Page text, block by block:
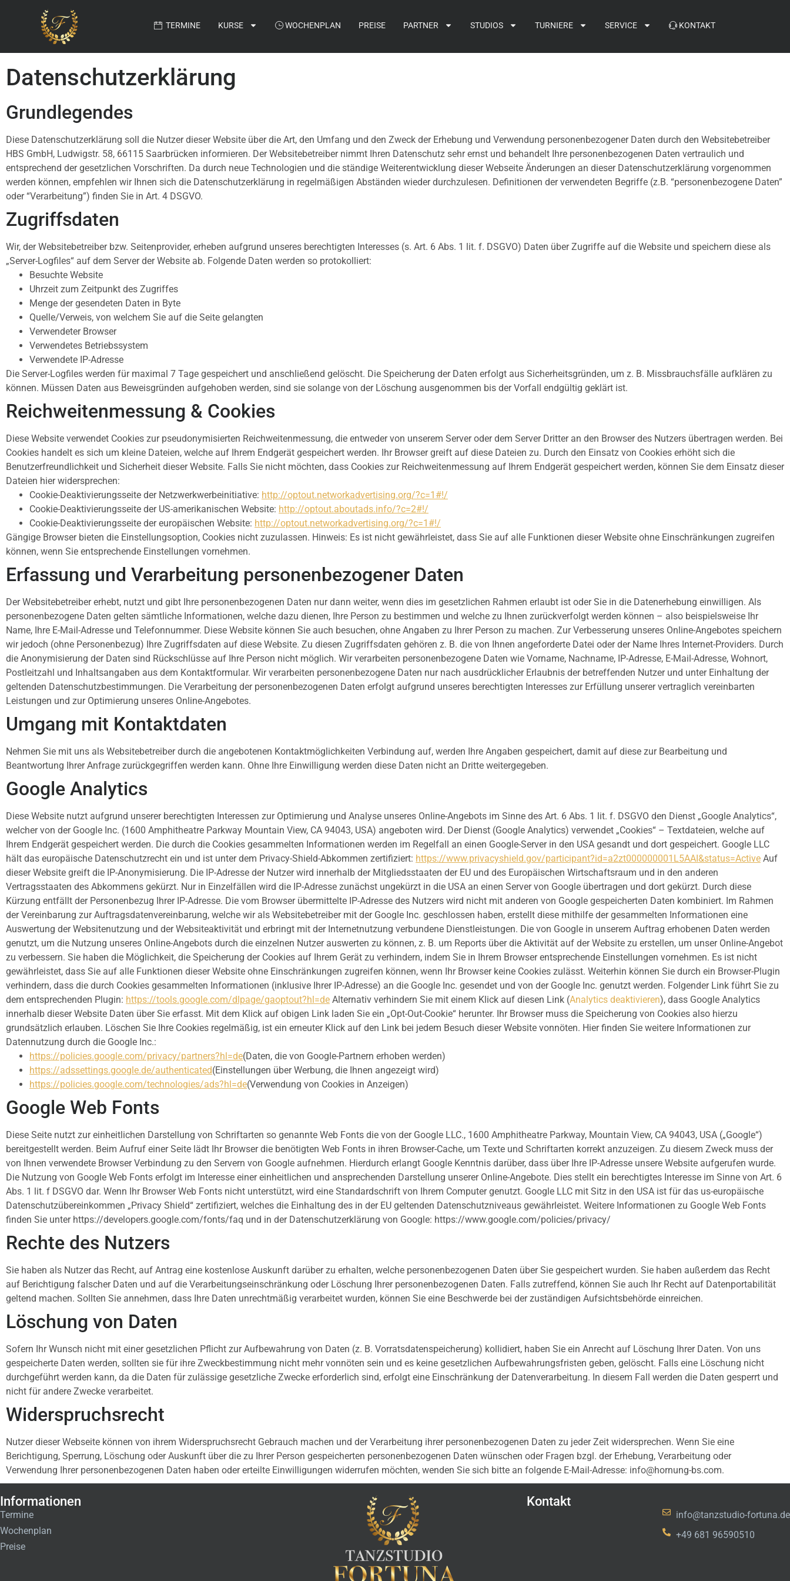
TERMINE KURSE WOCHENPLAN PREISE PARTNER STUDIOS TURNIERE SERVICE KONTAKT
Datenschutzerklärung
Grundlegendes
Diese Datenschutzerklärung soll die Nutzer dieser Website über die Art, den Umfang und den Zweck der Erhebung und Verwendung personenbezogener Daten durch den Websitebetreiber
HBS GmbH, Ludwigstr. 58, 66115 Saarbrücken informieren. Der Websitebetreiber nimmt Ihren Datenschutz sehr ernst und behandelt Ihre personenbezogenen Daten vertraulich und
entsprechend der gesetzlichen Vorschriften. Da durch neue Technologien und die ständige Weiterentwicklung dieser Webseite Änderungen an dieser Datenschutzerklärung vorgenommen
werden können, empfehlen wir Ihnen sich die Datenschutzerklärung in regelmäßigen Abständen wieder durchzulesen. Definitionen der verwendeten Begriffe (z.B. “personenbezogene Daten”
oder “Verarbeitung”) finden Sie in Art. 4 DSGVO.
Zugriffsdaten
Wir, der Websitebetreiber bzw. Seitenprovider, erheben aufgrund unseres berechtigten Interesses (s. Art. 6 Abs. 1 lit. f. DSGVO) Daten über Zugriffe auf die Website und speichern diese als
„Server-Logfiles“ auf dem Server der Website ab. Folgende Daten werden so protokolliert:
Besuchte Website
Uhrzeit zum Zeitpunkt des Zugriffes
Menge der gesendeten Daten in Byte
Quelle/Verweis, von welchem Sie auf die Seite gelangten
Verwendeter Browser
Verwendetes Betriebssystem
Verwendete IP-Adresse
Die Server-Logfiles werden für maximal 7 Tage gespeichert und anschließend gelöscht. Die Speicherung der Daten erfolgt aus Sicherheitsgründen, um z. B. Missbrauchsfälle aufklären zu
können. Müssen Daten aus Beweisgründen aufgehoben werden, sind sie solange von der Löschung ausgenommen bis der Vorfall endgültig geklärt ist.
Reichweitenmessung & Cookies
Diese Website verwendet Cookies zur pseudonymisierten Reichweitenmessung, die entweder von unserem Server oder dem Server Dritter an den Browser des Nutzers übertragen werden. Bei
Cookies handelt es sich um kleine Dateien, welche auf Ihrem Endgerät gespeichert werden. Ihr Browser greift auf diese Dateien zu. Durch den Einsatz von Cookies erhöht sich die
Benutzerfreundlichkeit und Sicherheit dieser Website. Falls Sie nicht möchten, dass Cookies zur Reichweitenmessung auf Ihrem Endgerät gespeichert werden, können Sie dem Einsatz dieser
Dateien hier widersprechen:
Cookie-Deaktivierungsseite der Netzwerkwerbeinitiative: http://optout.networkadvertising.org/?c=1#!/
Cookie-Deaktivierungsseite der US-amerikanischen Website: http://optout.aboutads.info/?c=2#!/
Cookie-Deaktivierungsseite der europäischen Website: http://optout.networkadvertising.org/?c=1#!/
Gängige Browser bieten die Einstellungsoption, Cookies nicht zuzulassen. Hinweis: Es ist nicht gewährleistet, dass Sie auf alle Funktionen dieser Website ohne Einschränkungen zugreifen
können, wenn Sie entsprechende Einstellungen vornehmen.
Erfassung und Verarbeitung personenbezogener Daten
Der Websitebetreiber erhebt, nutzt und gibt Ihre personenbezogenen Daten nur dann weiter, wenn dies im gesetzlichen Rahmen erlaubt ist oder Sie in die Datenerhebung einwilligen. Als
personenbezogene Daten gelten sämtliche Informationen, welche dazu dienen, Ihre Person zu bestimmen und welche zu Ihnen zurückverfolgt werden können – also beispielsweise Ihr
Name, Ihre E-Mail-Adresse und Telefonnummer. Diese Website können Sie auch besuchen, ohne Angaben zu Ihrer Person zu machen. Zur Verbesserung unseres Online-Angebotes speichern
wir jedoch (ohne Personenbezug) Ihre Zugriffsdaten auf diese Website. Zu diesen Zugriffsdaten gehören z. B. die von Ihnen angeforderte Datei oder der Name Ihres Internet-Providers. Durch
die Anonymisierung der Daten sind Rückschlüsse auf Ihre Person nicht möglich. Wir verarbeiten personenbezogene Daten wie Vorname, Nachname, IP-Adresse, E-Mail-Adresse, Wohnort,
Postleitzahl und Inhaltsangaben aus dem Kontaktformular. Wir verarbeiten personenbezogene Daten nur nach ausdrücklicher Erlaubnis der betreffenden Nutzer und unter Einhaltung der
geltenden Datenschutzbestimmungen. Die Verarbeitung der personenbezogenen Daten erfolgt aufgrund unseres berechtigten Interesses zur Erfüllung unserer vertraglich vereinbarten
Leistungen und zur Optimierung unseres Online-Angebotes.
Umgang mit Kontaktdaten
Nehmen Sie mit uns als Websitebetreiber durch die angebotenen Kontaktmöglichkeiten Verbindung auf, werden Ihre Angaben gespeichert, damit auf diese zur Bearbeitung und
Beantwortung Ihrer Anfrage zurückgegriffen werden kann. Ohne Ihre Einwilligung werden diese Daten nicht an Dritte weitergegeben.
Google Analytics
Diese Website nutzt aufgrund unserer berechtigten Interessen zur Optimierung und Analyse unseres Online-Angebots im Sinne des Art. 6 Abs. 1 lit. f. DSGVO den Dienst „Google Analytics“,
welcher von der Google Inc. (1600 Amphitheatre Parkway Mountain View, CA 94043, USA) angeboten wird. Der Dienst (Google Analytics) verwendet „Cookies“ – Textdateien, welche auf
Ihrem Endgerät gespeichert werden. Die durch die Cookies gesammelten Informationen werden im Regelfall an einen Google-Server in den USA gesandt und dort gespeichert. Google LLC
hält das europäische Datenschutzrecht ein und ist unter dem Privacy-Shield-Abkommen zertifiziert: https://www.privacyshield.gov/participant?id=a2zt000000001L5AAI&status=Active Auf
dieser Website greift die IP-Anonymisierung. Die IP-Adresse der Nutzer wird innerhalb der Mitgliedsstaaten der EU und des Europäischen Wirtschaftsraum und in den anderen
Vertragsstaaten des Abkommens gekürzt. Nur in Einzelfällen wird die IP-Adresse zunächst ungekürzt in die USA an einen Server von Google übertragen und dort gekürzt. Durch diese
Kürzung entfällt der Personenbezug Ihrer IP-Adresse. Die vom Browser übermittelte IP-Adresse des Nutzers wird nicht mit anderen von Google gespeicherten Daten kombiniert. Im Rahmen
der Vereinbarung zur Auftragsdatenvereinbarung, welche wir als Websitebetreiber mit der Google Inc. geschlossen haben, erstellt diese mithilfe der gesammelten Informationen eine
Auswertung der Websitenutzung und der Websiteaktivität und erbringt mit der Internetnutzung verbundene Dienstleistungen. Die von Google in unserem Auftrag erhobenen Daten werden
genutzt, um die Nutzung unseres Online-Angebots durch die einzelnen Nutzer auswerten zu können, z. B. um Reports über die Aktivität auf der Website zu erstellen, um unser Online-Angebot
zu verbessern. Sie haben die Möglichkeit, die Speicherung der Cookies auf Ihrem Gerät zu verhindern, indem Sie in Ihrem Browser entsprechende Einstellungen vornehmen. Es ist nicht
gewährleistet, dass Sie auf alle Funktionen dieser Website ohne Einschränkungen zugreifen können, wenn Ihr Browser keine Cookies zulässt. Weiterhin können Sie durch ein Browser-Plugin
verhindern, dass die durch Cookies gesammelten Informationen (inklusive Ihrer IP-Adresse) an die Google Inc. gesendet und von der Google Inc. genutzt werden. Folgender Link führt Sie zu
dem entsprechenden Plugin: https://tools.google.com/dlpage/gaoptout?hl=de Alternativ verhindern Sie mit einem Klick auf diesen Link (Analytics deaktivieren), dass Google Analytics
innerhalb dieser Website Daten über Sie erfasst. Mit dem Klick auf obigen Link laden Sie ein „Opt-Out-Cookie“ herunter. Ihr Browser muss die Speicherung von Cookies also hierzu
grundsätzlich erlauben. Löschen Sie Ihre Cookies regelmäßig, ist ein erneuter Klick auf den Link bei jedem Besuch dieser Website vonnöten. Hier finden Sie weitere Informationen zur
Datennutzung durch die Google Inc.:
https://policies.google.com/privacy/partners?hl=de(Daten, die von Google-Partnern erhoben werden)
https://adssettings.google.de/authenticated(Einstellungen über Werbung, die Ihnen angezeigt wird)
https://policies.google.com/technologies/ads?hl=de(Verwendung von Cookies in Anzeigen)
Google Web Fonts
Diese Seite nutzt zur einheitlichen Darstellung von Schriftarten so genannte Web Fonts die von der Google LLC., 1600 Amphitheatre Parkway, Mountain View, CA 94043, USA („Google“)
bereitgestellt werden. Beim Aufruf einer Seite lädt Ihr Browser die benötigten Web Fonts in ihren Browser-Cache, um Texte und Schriftarten korrekt anzuzeigen. Zu diesem Zweck muss der
von Ihnen verwendete Browser Verbindung zu den Servern von Google aufnehmen. Hierdurch erlangt Google Kenntnis darüber, dass über Ihre IP-Adresse unsere Website aufgerufen wurde.
Die Nutzung von Google Web Fonts erfolgt im Interesse einer einheitlichen und ansprechenden Darstellung unserer Online-Angebote. Dies stellt ein berechtigtes Interesse im Sinne von Art. 6
Abs. 1 lit. f DSGVO dar. Wenn Ihr Browser Web Fonts nicht unterstützt, wird eine Standardschrift von Ihrem Computer genutzt. Google LLC mit Sitz in den USA ist für das us-europäische
Datenschutzübereinkommen „Privacy Shield“ zertifiziert, welches die Einhaltung des in der EU geltenden Datenschutzniveaus gewährleistet. Weitere Informationen zu Google Web Fonts
finden Sie unter https://developers.google.com/fonts/faq und in der Datenschutzerklärung von Google: https://www.google.com/policies/privacy/
Rechte des Nutzers
Sie haben als Nutzer das Recht, auf Antrag eine kostenlose Auskunft darüber zu erhalten, welche personenbezogenen Daten über Sie gespeichert wurden. Sie haben außerdem das Recht
auf Berichtigung falscher Daten und auf die Verarbeitungseinschränkung oder Löschung Ihrer personenbezogenen Daten. Falls zutreffend, können Sie auch Ihr Recht auf Datenportabilität
geltend machen. Sollten Sie annehmen, dass Ihre Daten unrechtmäßig verarbeitet wurden, können Sie eine Beschwerde bei der zuständigen Aufsichtsbehörde einreichen.
Löschung von Daten
Sofern Ihr Wunsch nicht mit einer gesetzlichen Pflicht zur Aufbewahrung von Daten (z. B. Vorratsdatenspeicherung) kollidiert, haben Sie ein Anrecht auf Löschung Ihrer Daten. Von uns
gespeicherte Daten werden, sollten sie für ihre Zweckbestimmung nicht mehr vonnöten sein und es keine gesetzlichen Aufbewahrungsfristen geben, gelöscht. Falls eine Löschung nicht
durchgeführt werden kann, da die Daten für zulässige gesetzliche Zwecke erforderlich sind, erfolgt eine Einschränkung der Datenverarbeitung. In diesem Fall werden die Daten gesperrt und
nicht für andere Zwecke verarbeitet.
Widerspruchsrecht
Nutzer dieser Webseite können von ihrem Widerspruchsrecht Gebrauch machen und der Verarbeitung ihrer personenbezogenen Daten zu jeder Zeit widersprechen. Wenn Sie eine
Berichtigung, Sperrung, Löschung oder Auskunft über die zu Ihrer Person gespeicherten personenbezogenen Daten wünschen oder Fragen bzgl. der Erhebung, Verarbeitung oder
Verwendung Ihrer personenbezogenen Daten haben oder erteilte Einwilligungen widerrufen möchten, wenden Sie sich bitte an folgende E-Mail-Adresse: info@hornung-bs.com.
Informationen
Termine
Wochenplan
Preise
Kontakt
info@tanzstudio-fortuna.de
+49 681 96590510